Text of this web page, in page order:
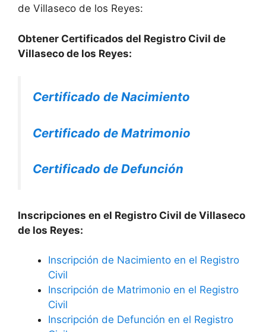
de Villaseco de los Reyes:
Obtener Certificados del Registro Civil de
Villaseco de los Reyes:
Certificado de Nacimiento
Certificado de Matrimonio
Certificado de Defunción
Inscripciones en el Registro Civil de Villaseco
de los Reyes:
Inscripción de Nacimiento en el Registro
Civil
Inscripción de Matrimonio en el Registro
Civil
Inscripción de Defunción en el Registro